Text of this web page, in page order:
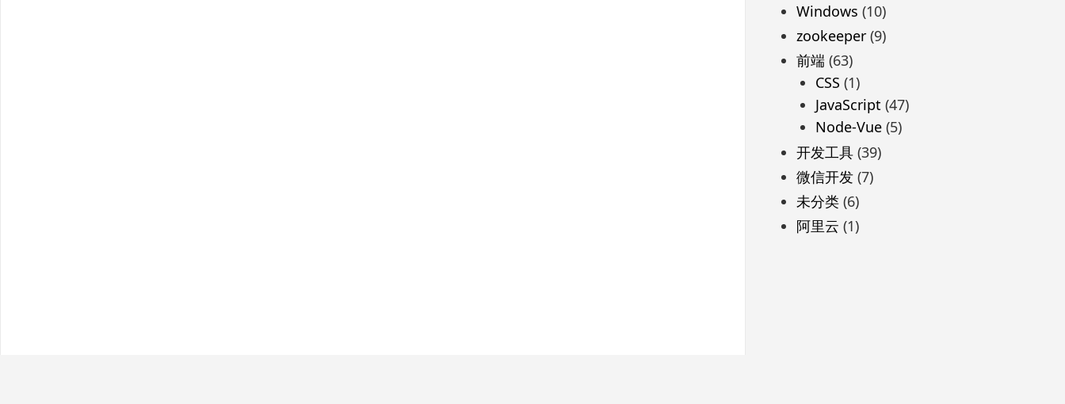
Windows (10)
zookeeper(9)
前端(63)
CSS (1)
JavaScript (47)
Node-Vue(5)
开发工具(39)
微信开发(7)
未分类(6)
阿里云 (1)